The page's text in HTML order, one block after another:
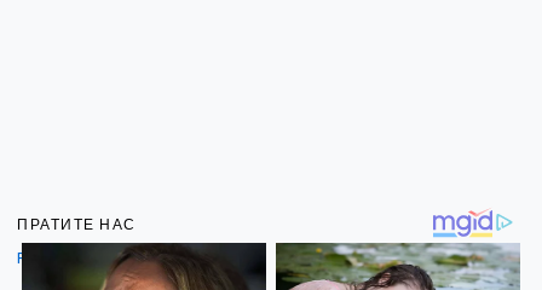
ПРАТИТЕ НАС
Facebook